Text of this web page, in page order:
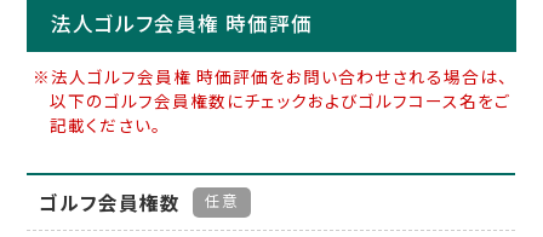
法人ゴルフ会員権 時価評価
※法人ゴルフ会員権 時価評価をお問い合わせされる場合は、
以下のゴルフ会員権数にチェックおよびゴルフコース名をご
記載ください。
ゴルフ会員権数 任意